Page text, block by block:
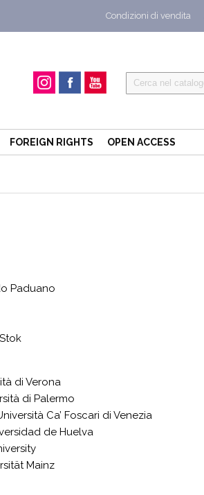
Condizioni di vendita
FOREIGN RIGHTS OPEN ACCESS
Paduano
di Verona
di Palermo
Ca’ Foscari di Venezia
de Huelva
Mainz